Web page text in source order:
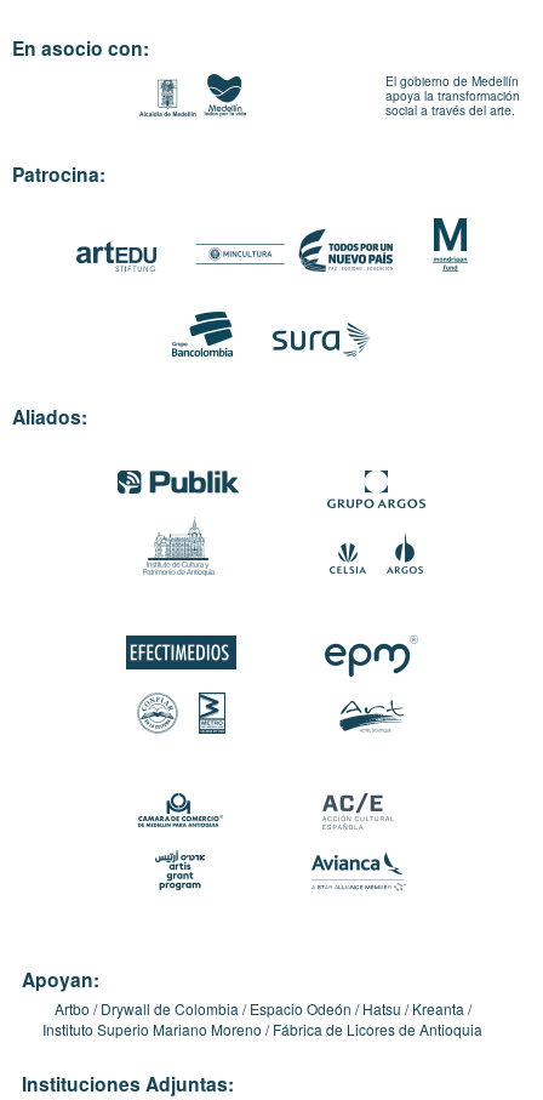
En asocio con:
El gobierno de Medellín
apoya la transformación
social a través del arte.
Patrocina:
Aliados:
Apoyan:
Artbo Drywall de Colombia Espacio Odeón Hatsu
Kreanta
Instituto Superio Mariano Moreno
Fábrica de Licores de Antioquia
Instituciones Adjuntas: